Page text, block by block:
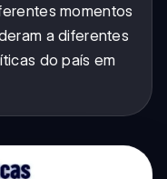
momentos
a diferentes
do país em